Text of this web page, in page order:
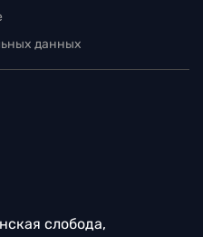
данных
слобода,